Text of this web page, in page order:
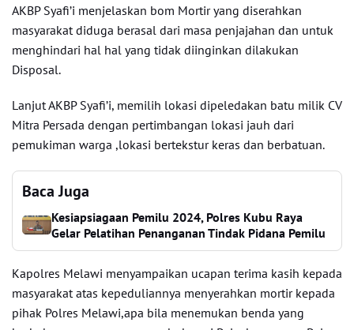
AKBP Syafi’i menjelaskan bom Mortir yang diserahkan
masyarakat diduga berasal dari masa penjajahan dan untuk
menghindari hal hal yang tidak diinginkan dilakukan
Disposal.
Lanjut AKBP Syafi’i, memilih lokasi dipeledakan batu milik CV
Mitra Persada dengan pertimbangan lokasi jauh dari
pemukiman warga ,lokasi bertekstur keras dan berbatuan.
Baca Juga
Kesiapsiagaan Pemilu 2024, Polres Kubu Raya
Gelar Pelatihan Penanganan Tindak Pidana Pemilu
Kapolres Melawi menyampaikan ucapan terima kasih kepada
masyarakat atas kepeduliannya menyerahkan mortir kepada
pihak Polres Melawi,apa bila menemukan benda yang